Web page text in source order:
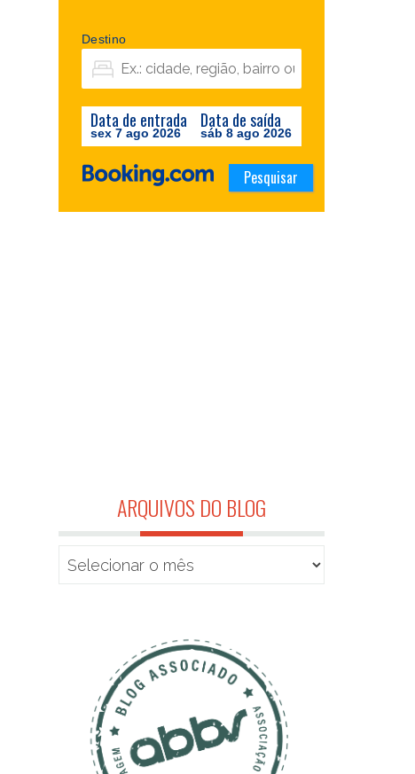
Destino
Data de entrada
sex 7 ago 2026
Data de saída
sáb 8 ago 2026
ARQUIVOS DO BLOG